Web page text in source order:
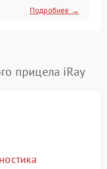
Подробнее →
прицела iRay